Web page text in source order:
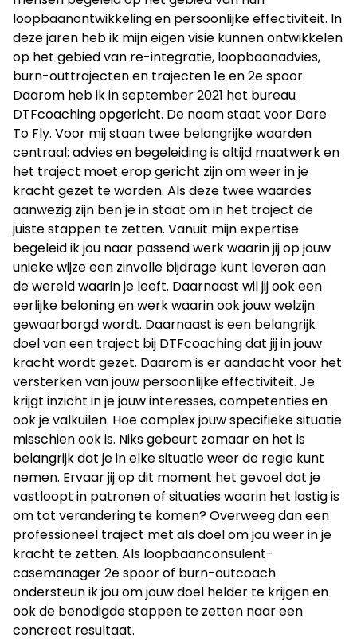
loopbaanontwikkeling en persoonlijke effectiviteit. In
deze jaren heb ik mijn eigen visie kunnen ontwikkelen
op het gebied van re-integratie, loopbaanadvies,
burn-outtrajecten en trajecten 1e en 2e spoor.
Daarom heb ik in september 2021 het bureau
DTFcoaching opgericht. De naam staat voor Dare
To Fly. Voor mij staan twee belangrijke waarden
centraal: advies en begeleiding is altijd maatwerk en
het traject moet erop gericht zijn om weer in je
kracht gezet te worden. Als deze twee waardes
aanwezig zijn ben je in staat om in het traject de
juiste stappen te zetten. Vanuit mijn expertise
begeleid ik jou naar passend werk waarin jij op jouw
unieke wijze een zinvolle bijdrage kunt leveren aan
de wereld waarin je leeft. Daarnaast wil jij ook een
eerlijke beloning en werk waarin ook jouw welzijn
gewaarborgd wordt. Daarnaast is een belangrijk
doel van een traject bij DTFcoaching dat jij in jouw
kracht wordt gezet. Daarom is er aandacht voor het
versterken van jouw persoonlijke effectiviteit. Je
krijgt inzicht in je jouw interesses, competenties en
ook je valkuilen. Hoe complex jouw specifieke situatie
misschien ook is. Niks gebeurt zomaar en het is
belangrijk dat je in elke situatie weer de regie kunt
nemen. Ervaar jij op dit moment het gevoel dat je
vastloopt in patronen of situaties waarin het lastig is
om tot verandering te komen? Overweeg dan een
professioneel traject met als doel om jou weer in je
kracht te zetten. Als loopbaanconsulent-
casemanager 2e spoor of burn-outcoach
ondersteun ik jou om jouw doel helder te krijgen en
ook de benodigde stappen te zetten naar een
concreet resultaat.